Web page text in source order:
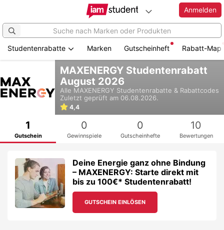
springen
Anmelden
Studentenrabatte Marken Gutscheinheft Rabatt-Map
MAXENERGY Studentenrabatt
August 2026
Alle MAXENERGY Studentenrabatte & Rabattcodes
Zuletzt geprüft am 06.08.2026.
4,4
1
Gutschein
0
Gewinnspiele
0
Gutscheinhefte
10
Bewertungen
Deine Energie ganz ohne Bindung
– MAXENERGY: Starte direkt mit
bis zu 100€* Studentenrabatt!
GUTSCHEIN EINLÖSEN